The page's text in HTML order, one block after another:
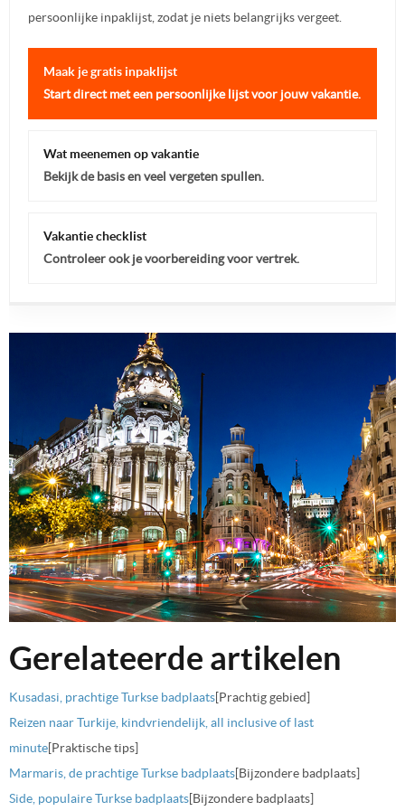
persoonlijke inpaklijst, zodat je niets belangrijks vergeet.
Maak je gratis inpaklijst
Start direct met een persoonlijke lijst voor jouw vakantie.
Wat meenemen op vakantie
Bekijk de basis en veel vergeten spullen.
Vakantie checklist
Controleer ook je voorbereiding voor vertrek.
Gerelateerde artikelen
Kusadasi, prachtige Turkse badplaats[Prachtig gebied]
Reizen naar Turkije, kindvriendelijk, all inclusive of last
minute[Praktische tips]
Marmaris, de prachtige Turkse badplaats[Bijzondere badplaats]
Side, populaire Turkse badplaats[Bijzondere badplaats]